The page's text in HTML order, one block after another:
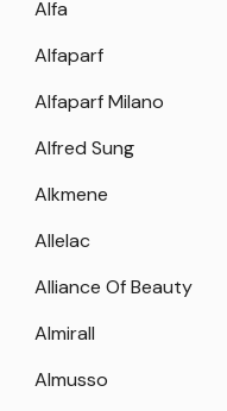
Alfa
Alfaparf
Alfaparf Milano
Alfred Sung
Alkmene
Allelac
Alliance Of Beauty
Almirall
Almusso